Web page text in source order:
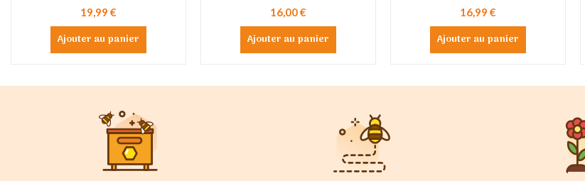
19,99 €
Ajouter au panier
16,00 €
Ajouter au panier
16,99 €
Ajouter au panier